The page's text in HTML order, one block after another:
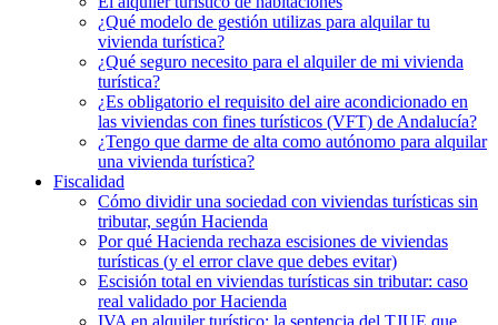
¿Qué modelo de gestión utilizas para alquilar tu
vivienda turística?
¿Qué seguro necesito para el alquiler de mi vivienda
turística?
¿Es obligatorio el requisito del aire acondicionado en
las viviendas con fines turísticos (VFT) de Andalucía?
¿Tengo que darme de alta como autónomo para alquilar
una vivienda turística?
Fiscalidad
Cómo dividir una sociedad con viviendas turísticas sin
tributar, según Hacienda
Por qué Hacienda rechaza escisiones de viviendas
turísticas (y el error clave que debes evitar)
Escisión total en viviendas turísticas sin tributar: caso
real validado por Hacienda
IVA en alquiler turístico: la sentencia del TJUE que